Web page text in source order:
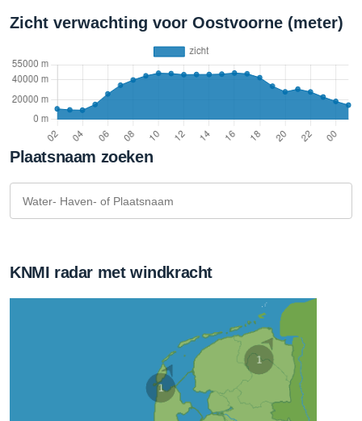
Zicht verwachting voor Oostvoorne (meter)
Plaatsnaam zoeken
KNMI radar met windkracht